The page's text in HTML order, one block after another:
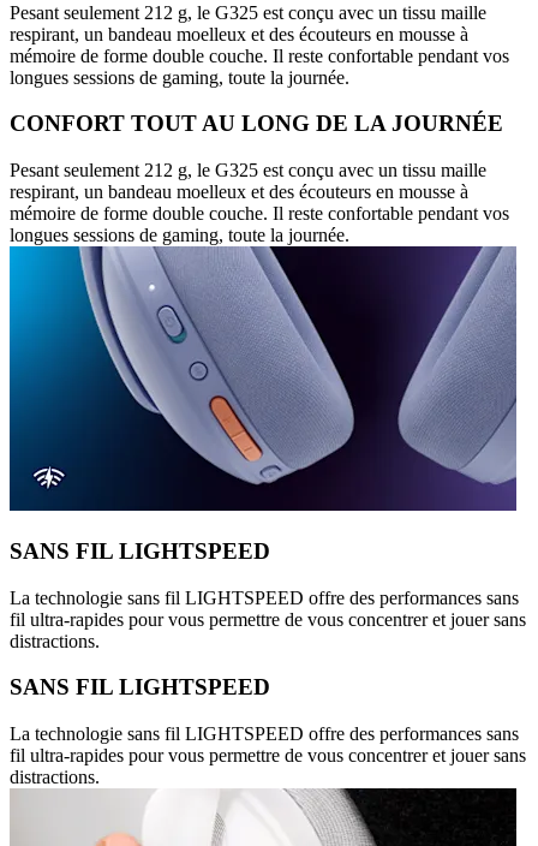
Pesant seulement 212 g, le G325 est conçu avec un tissu maille
respirant, un bandeau moelleux et des écouteurs en mousse à
mémoire de forme double couche. Il reste confortable pendant vos
longues sessions de gaming, toute la journée.
CONFORT TOUT AU LONG DE LA JOURNÉE
Pesant seulement 212 g, le G325 est conçu avec un tissu maille
respirant, un bandeau moelleux et des écouteurs en mousse à
mémoire de forme double couche. Il reste confortable pendant vos
longues sessions de gaming, toute la journée.
SANS FIL LIGHTSPEED
La technologie sans fil LIGHTSPEED offre des performances sans
fil ultra-rapides pour vous permettre de vous concentrer et jouer sans
distractions.
SANS FIL LIGHTSPEED
La technologie sans fil LIGHTSPEED offre des performances sans
fil ultra-rapides pour vous permettre de vous concentrer et jouer sans
distractions.